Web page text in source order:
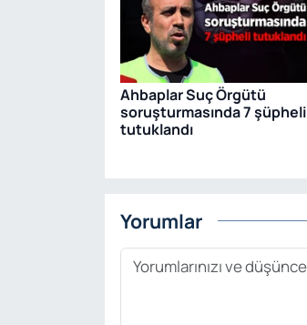
Ahbaplar Suç Örgütü
soruşturmasında 7 şüpheli
tutuklandı
Yorumlar